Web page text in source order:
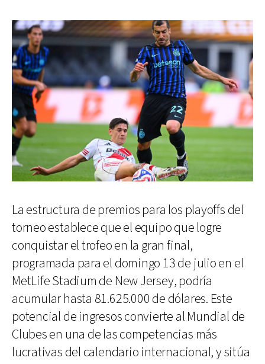
La estructura de premios para los playoffs del
torneo establece que el equipo que logre
conquistar el trofeo en la gran final,
programada para el domingo 13 de julio en el
MetLife Stadium de New Jersey, podría
acumular hasta 81.625.000 de dólares. Este
potencial de ingresos convierte al Mundial de
Clubes en una de las competencias más
lucrativas del calendario internacional, y sitúa